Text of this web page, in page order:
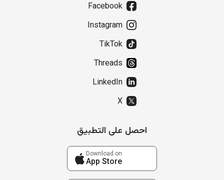
Facebook
Instagram
TikTok
Threads
LinkedIn
X
احصل على التطبيق
Download on
App Store